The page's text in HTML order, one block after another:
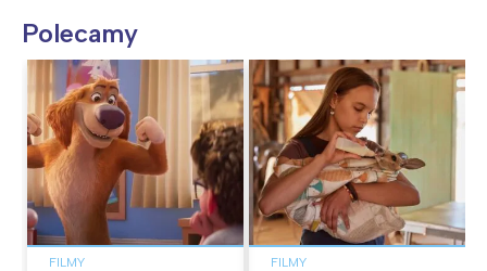
Polecamy
FILMY FILMY